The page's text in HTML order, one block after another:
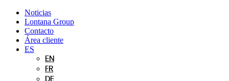
contenido
Noticias
Lontana Group
Contacto
Área cliente
ES
EN
FR
DE